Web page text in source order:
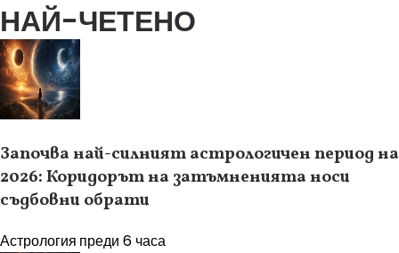
НАЙ-ЧЕТЕНО
Започва най-силният астрологичен период на
2026: Коридорът на затъмненията носи
съдбовни обрати
Астрология преди 6 часа